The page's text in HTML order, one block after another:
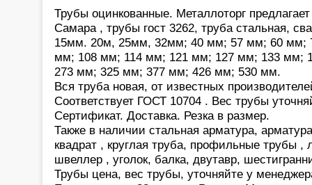
Трубы оцинкованные. Металлоторг
Самара , трубы гост 3262, труба стальная,
15мм. 20м, 25мм, 32мм; 40 мм; 57 мм; 60 мм;
мм; 108 мм; 114 мм; 121 мм; 127 мм; 133 мм;
273 мм; 325 мм; 377 мм; 426 мм; 530 мм.
Вся труба новая, от известных
Соответствует ГОСТ 10704 . Вес трубы
Сертификат. Доставка. Резка в размер.
Также в наличии стальная арматура,
квадрат , круглая труба, профильные трубы ,
швеллер , уголок, балка, двутавр,
Трубы цена, вес трубы, уточняйте у